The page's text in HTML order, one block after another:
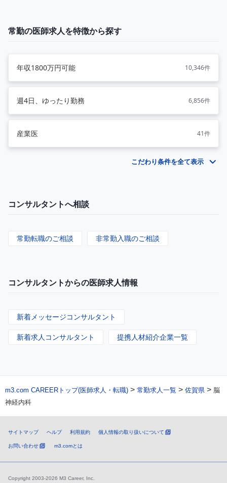
常勤の医師求人を特徴から探す
年収1800万円可能 10,346件
週4日、ゆったり勤務 6,856件
産業医 41件
こだわり条件を全て表示
コンサルタントへ相談
常勤転職のご相談 非常勤入職のご相談
コンサルタントからの医師求人情報
新着メッセージコンサルタント
新着求人コンサルタント 提携人材紹介企業一覧
m3.com CAREERトップ(医師求人・転職) > 常勤求人一覧 > 佐賀県 > 脳
神経内科
サイトマップ ヘルプ 利用規約 個人情報の取り扱いについて
お問い合わせ m3.comとは
Copyright 2003-2026 M3 Career, Inc.